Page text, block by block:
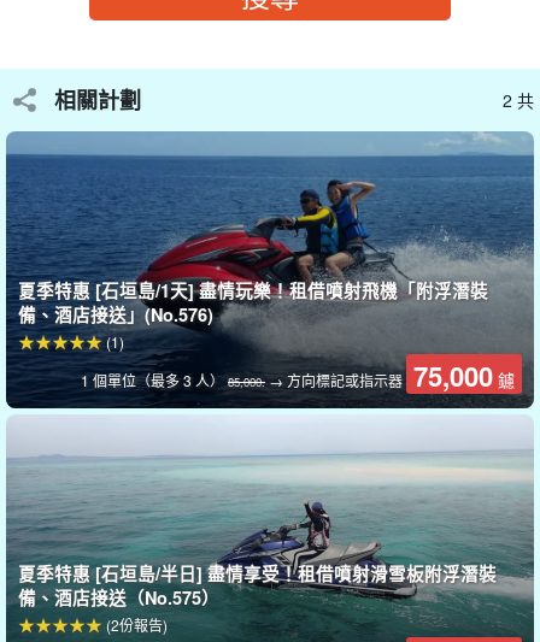
Aragusukujima (新城島) 由兩個島嶼 (Kamijijima 和 Shimojijima) 組
島上有未受破壞的珊瑚礁和大自然，島上沒有固定的船隻，所以要
被稱為 Panari blue 的清澈海水和壯觀、未受破壞的自然景觀本身就
是一道亮麗的風景線。 不愧是未開發的島嶼之美。公司擁有
奇蹟之島」巴拉斯島。
相關計劃 2 共
夏季特惠 [石垣島/1天] 盡情玩樂！租借噴射飛機「附浮潛裝
備、酒店接送」(No.576)
1 個單位（最多 3 人）85,000. → 方向標記或指示器 75,000 鑢
(1)
夏季特惠 [石垣島/半日] 盡情享受！租借噴射滑雪板附浮潛裝
備、酒店接送（No.575）
(2份報告)